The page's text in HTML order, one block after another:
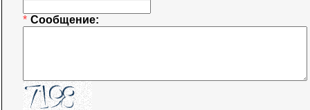
* Сообщение: